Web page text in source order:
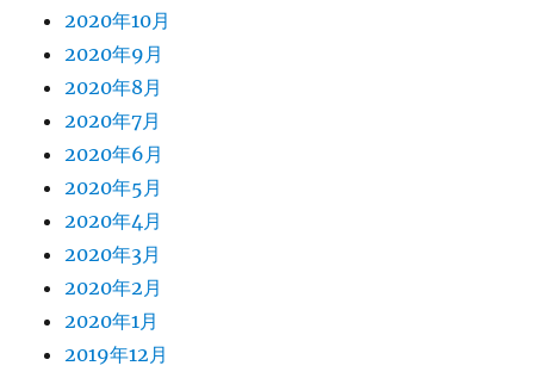
2020年10月
2020年9月
2020年8月
2020年7月
2020年6月
2020年5月
2020年4月
2020年3月
2020年2月
2020年1月
2019年12月